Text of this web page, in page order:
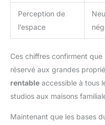
Perception de
l’espace
Ces chiffres confirment que
réservé aux grandes
rentable accessible à tous
studios aux maisons
Maintenant que les bases